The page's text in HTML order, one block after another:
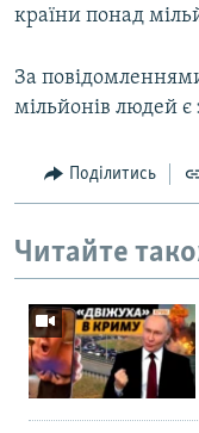
країни понад
За
мільйонів людей є
Поділитись
Читайте